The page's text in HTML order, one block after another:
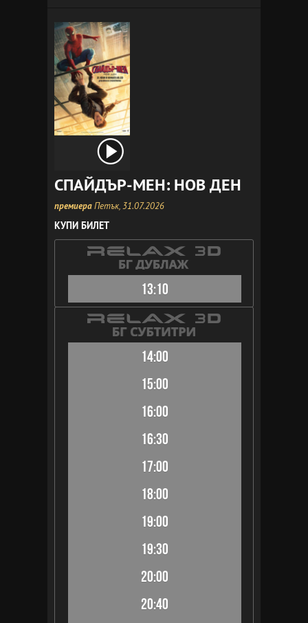
СПАЙДЪР-МЕН: НОВ ДЕН
премиераПетък, 31.07.2026
КУПИ БИЛЕТ
13:10
14:00
15:00
16:00
16:30
17:00
18:00
19:00
19:30
20:00
20:40